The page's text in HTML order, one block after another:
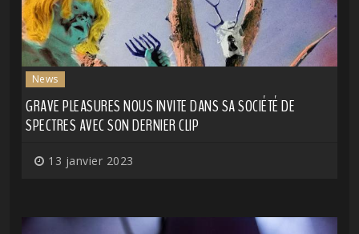
News
GRAVE PLEASURES NOUS INVITE DANS SA SOCIÉTÉ DE
SPECTRES AVEC SON DERNIER CLIP
13 janvier 2023